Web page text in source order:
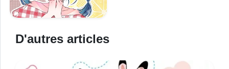
D'autres articles